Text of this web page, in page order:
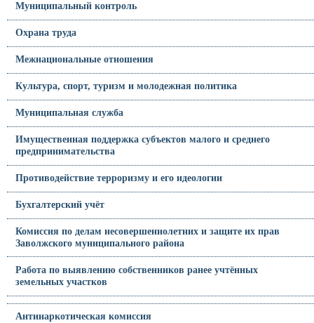
Муниципальный контроль
Охрана труда
Межнациональные отношения
Культура, спорт, туризм и молодежная политика
Муниципальная служба
Имущественная поддержка субъектов малого и среднего
предпринимательства
Противодействие терроризму и его идеологии
Бухгалтерский учёт
Комиссия по делам несовершеннолетних и защите их прав
Заволжского муниципального района
Работа по выявлению собственников ранее учтённых
земельных участков
Антинаркотическая комиссия